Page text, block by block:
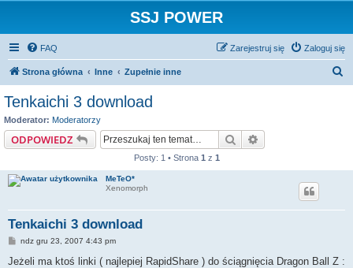
SSJ POWER
FAQ Zaloguj się
Zarejestruj się
Strona główna Inne Zupełnie inne
Tenkaichi 3 download
Moderator: Moderatorzy
ODPOWIEDZ Szukaj
Posty: 1 • Strona 1 z 1
MeTeO*
Xenomorph
Tenkaichi 3 download
P
s
ndz gru 23, 2007 4:43 pm
Jeżeli ma ktoś linki ( najlepiej RapidShare ) do ściągnięcia Dragon Ball Z :